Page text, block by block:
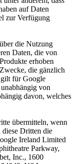
auf Daten
zur Verfügung
die Nutzung
Daten, die von
erhoben
die gänzlich
für Google
von
davon, welches
übermitteln, wenn
diese Dritten die
Ireland Limited
Parkway,
Inc., 1600